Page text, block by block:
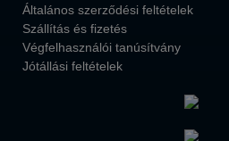
Általános szerződési feltételek
Szállítás és fizetés
Végfelhasználói tanúsítvány
Jótállási feltételek